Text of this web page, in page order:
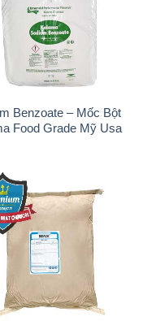
Benzoate – Mốc Bột
Food Grade Mỹ Usa
Diafloc AP 120C
Nhật Bản Japan